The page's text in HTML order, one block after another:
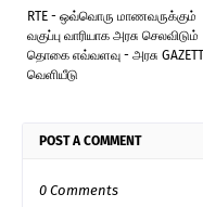
RTE - ஒவ்வொரு மாணவருக்கும்
வகுப்பு வாரியாக அரசு செலவிடும்
தொகை எவ்வளவு - அரசு
வெளியீடு
POST A COMMENT
0 Comments